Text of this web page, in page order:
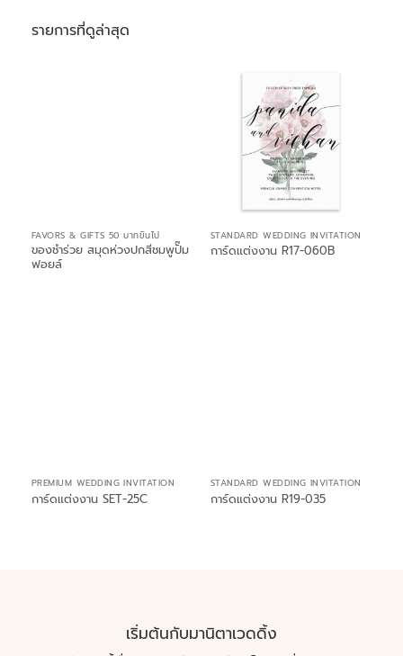
รายการที่ดูล่าสุด
FAVORS & GIFTS 50 บาทขึ้นไป
ของชำร่วย สมุดห่วงปกสีชมพูปั๊ม
ฟอยล์
STANDARD WEDDING INVITATION
การ์ดแต่งงาน R17-060B
PREMIUM WEDDING INVITATION
การ์ดแต่งงาน SET-25C
STANDARD WEDDING INVITATION
การ์ดแต่งงาน R19-035
เริ่มต้นกับมานิตาเวดดิ้ง